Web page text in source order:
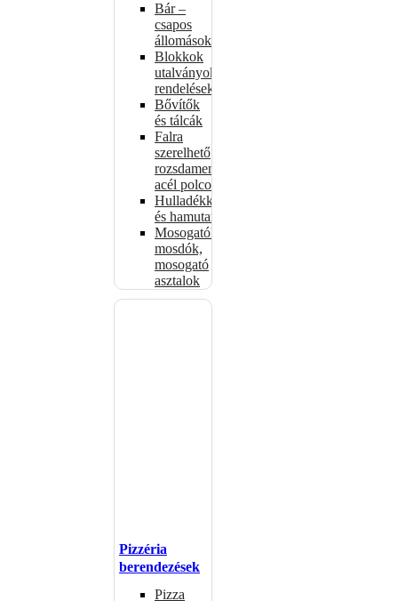
Bár –
csapos
állomások
Blokkok
utalványokhoz,
rendelésekhez
Bővítők
és tálcák
Falra
szerelhető
rozsdamentes
acél polcok
Hulladékkosarak
és hamutartók
Mosogatók,
mosdók,
mosogató
asztalok
Pizzéria
berendezések
Pizza